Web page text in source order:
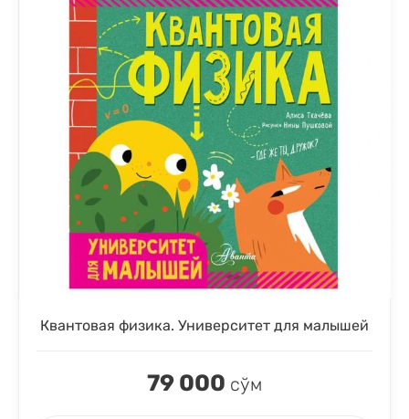
Квантовая физика. Университет для малышей
79 000 сўм